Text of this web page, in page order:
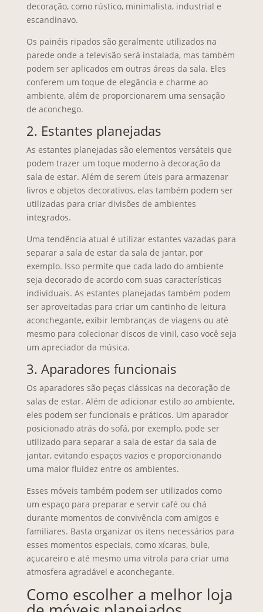
decoração, como rústico, minimalista, industrial e
escandinavo.
Os painéis ripados são geralmente utilizados na
parede onde a televisão será instalada, mas também
podem ser aplicados em outras áreas da sala. Eles
conferem um toque de elegância e charme ao
ambiente, além de proporcionarem uma sensação
de aconchego.
2. Estantes planejadas
As estantes planejadas são elementos versáteis que
podem trazer um toque moderno à decoração da
sala de estar. Além de serem úteis para armazenar
livros e objetos decorativos, elas também podem ser
utilizadas para criar divisões de ambientes
integrados.
Uma tendência atual é utilizar estantes vazadas para
separar a sala de estar da sala de jantar, por
exemplo. Isso permite que cada lado do ambiente
seja decorado de acordo com suas características
individuais. As estantes planejadas também podem
ser aproveitadas para criar um cantinho de leitura
aconchegante, exibir lembranças de viagens ou até
mesmo para colecionar discos de vinil, caso você seja
um apreciador da música.
3. Aparadores funcionais
Os aparadores são peças clássicas na decoração de
salas de estar. Além de adicionar estilo ao ambiente,
eles podem ser funcionais e práticos. Um aparador
posicionado atrás do sofá, por exemplo, pode ser
utilizado para separar a sala de estar da sala de
jantar, evitando espaços vazios e proporcionando
uma maior fluidez entre os ambientes.
Esses móveis também podem ser utilizados como
um espaço para preparar e servir café ou chá
durante momentos de convivência com amigos e
familiares. Basta organizar os itens necessários para
esses momentos especiais, como xícaras, bule,
açucareiro e até mesmo uma vitrola para criar uma
atmosfera agradável e aconchegante.
Como escolher a melhor loja